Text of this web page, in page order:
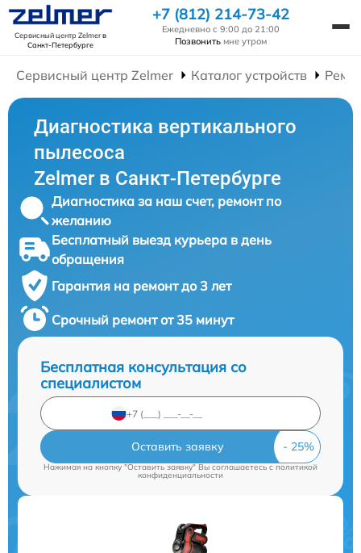
Сервисный центр Zelmerв
Санкт-Петербурге
+7 (812) 214-73-42
Ежедневно с 9:00 до 21:00
Позвонить мне утром
Сервисный центр Zelmer Каталог устройств
Диагностика вертикального
пылесоса
Zelmer в Санкт-Петербурге
Диагностика за наш счет, ремонт по
желанию
Бесплатный выезд курьера в день
обращения
Гарантия на ремонт до 3 лет
Срочный ремонт от 35 минут
Бесплатная консультация со
специалистом
Оставить заявку
Нажимая на кнопку "Оставить заявку" Вы соглашаетесь c политикой
конфиденциальности